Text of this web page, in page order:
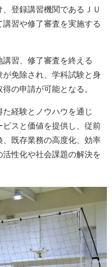
登録講習機関であるＪＵ
習や修了審査を実施する
習、修了審査を終える
免除され、学科試験と身
の申請が可能となる。
経験とノウハウを通じ
スと価値を提供し、従前
既存業務の高度化、効率
性化や社会課題の解決を